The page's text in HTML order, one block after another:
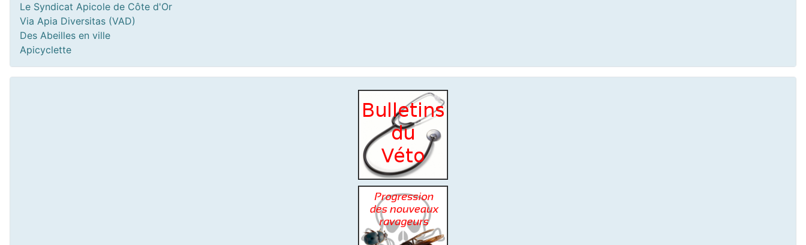
Le Syndicat Apicole de Côte d'Or
Via Apia Diversitas (VAD)
Des Abeilles en ville
Apicyclette